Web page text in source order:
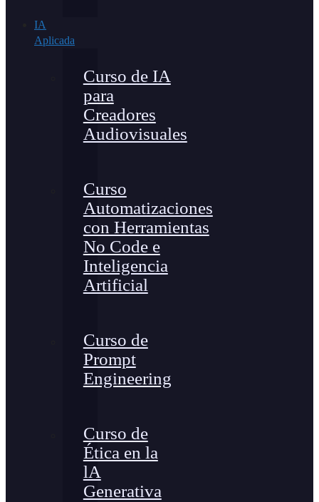
IA
Aplicada
Curso de IA
para
Creadores
Audiovisuales
Curso
Automatizaciones
con Herramientas
No Code e
Inteligencia
Artificial
Curso de
Prompt
Engineering
Curso de
Ética en la
lA
Generativa